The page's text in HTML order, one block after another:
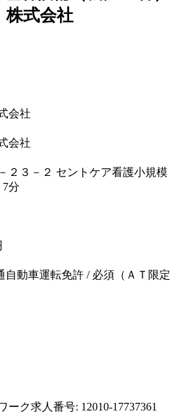
式会社
会社
会社
２３－２ セントケア看護小規模
分
自動車運転免許 / 必須（ＡＴ限定
ーク求人番号: 12010-17737361